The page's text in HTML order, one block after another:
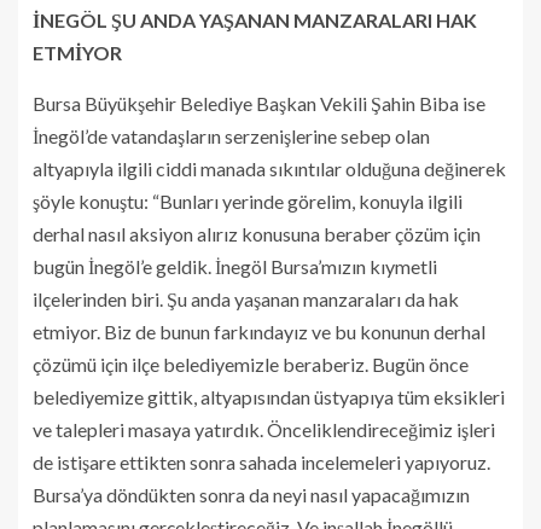
İNEGÖL ŞU ANDA YAŞANAN MANZARALARI HAK
ETMİYOR
Bursa Büyükşehir Belediye Başkan Vekili Şahin Biba ise
İnegöl’de vatandaşların serzenişlerine sebep olan
altyapıyla ilgili ciddi manada sıkıntılar olduğuna değinerek
şöyle konuştu: “Bunları yerinde görelim, konuyla ilgili
derhal nasıl aksiyon alırız konusuna beraber çözüm için
bugün İnegöl’e geldik. İnegöl Bursa’mızın kıymetli
ilçelerinden biri. Şu anda yaşanan manzaraları da hak
etmiyor. Biz de bunun farkındayız ve bu konunun derhal
çözümü için ilçe belediyemizle beraberiz. Bugün önce
belediyemize gittik, altyapısından üstyapıya tüm eksikleri
ve talepleri masaya yatırdık. Önceliklendireceğimiz işleri
de istişare ettikten sonra sahada incelemeleri yapıyoruz.
Bursa’ya döndükten sonra da neyi nasıl yapacağımızın